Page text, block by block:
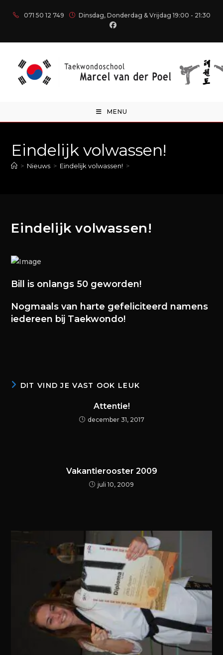
071 50 12 749 Dinsdag, Donderdag & Vrijdag 19:00 - 21:30
MENU
Eindelijk volwassen!
> Nieuws > Eindelijk volwassen! >
Eindelijk volwassen!
Bill is onlangs 50 geworden!
Nogmaals van harte gefeliciteerd namens
iedereen bij Taekwondo!
DIT VIND JE VAST OOK LEUK
Attentie!
december 31, 2017
Vakantierooster 2009
juli 10, 2009